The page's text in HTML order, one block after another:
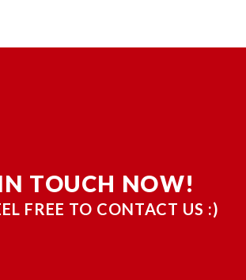
TOUCH NOW!
FREE TO CONTACT US :)